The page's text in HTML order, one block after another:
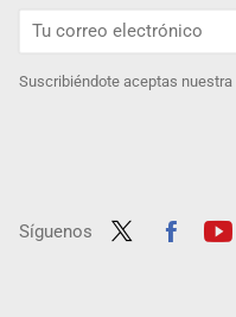
Suscribiéndote aceptas nuestra
Síguenos